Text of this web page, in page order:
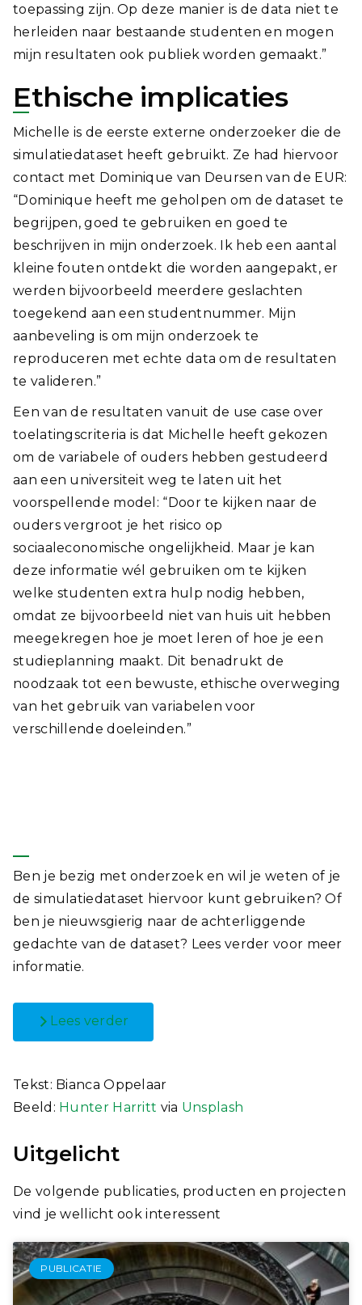
toepassing zijn. Op deze manier is de data niet te
herleiden naar bestaande studenten en mogen
mijn resultaten ook publiek worden gemaakt.”
Ethische implicaties
Michelle is de eerste externe onderzoeker die de
simulatiedataset heeft gebruikt. Ze had hiervoor
contact met Dominique van Deursen van de EUR:
“Dominique heeft me geholpen om de dataset te
begrijpen, goed te gebruiken en goed te
beschrijven in mijn onderzoek. Ik heb een aantal
kleine fouten ontdekt die worden aangepakt, er
werden bijvoorbeeld meerdere geslachten
toegekend aan een studentnummer. Mijn
aanbeveling is om mijn onderzoek te
reproduceren met echte data om de resultaten
te valideren.”
Een van de resultaten vanuit de use case over
toelatingscriteria is dat Michelle heeft gekozen
om de variabele of ouders hebben gestudeerd
aan een universiteit weg te laten uit het
voorspellende model: “Door te kijken naar de
ouders vergroot je het risico op
sociaaleconomische ongelijkheid. Maar je kan
deze informatie wél gebruiken om te kijken
welke studenten extra hulp nodig hebben,
omdat ze bijvoorbeeld niet van huis uit hebben
meegekregen hoe je moet leren of hoe je een
studieplanning maakt. Dit benadrukt de
noodzaak tot een bewuste, ethische overweging
van het gebruik van variabelen voor
verschillende doeleinden.”
Ben je bezig met onderzoek en wil je weten of je
de simulatiedataset hiervoor kunt gebruiken? Of
ben je nieuwsgierig naar de achterliggende
gedachte van de dataset? Lees verder voor meer
informatie.
Lees verder
Tekst: Bianca Oppelaar
Beeld: Hunter Harritt via Unsplash
Uitgelicht
De volgende publicaties, producten en projecten
vind je wellicht ook interessent
PUBLICATIE